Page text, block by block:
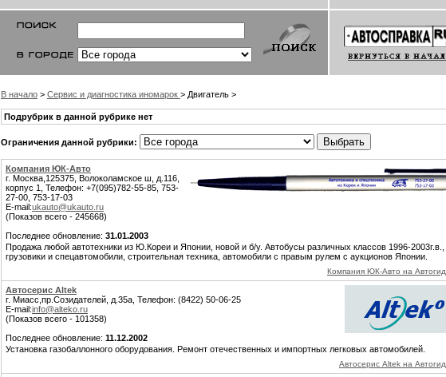
В начало > Сервис и диагностика иномарок > Двигатель >
Подрубрик в данной рубрике нет
Ограничения данной рубрики:
Компания ЮК-Авто
г. Москва,125375, Волоколамское ш, д.116,
корпус 1, Телефон: +7(095)782-55-85, 753-
27-00, 753-17-03
E-mail:ukauto@ukauto.ru
(Показов всего - 245668)
Последнее обновление: 31.01.2003
Продажа любой автотехники из Ю.Кореи и Японии, новой и б/у. Автобусы различных классов 1996-2003г.в.,
грузовики и спецавтомобили, строительная техника, автомобили с правым рулем с аукционов Японии.
Компания ЮК-Авто на Автогид
Автосерис Altek
г. Миасс,пр.Созидателей, д.35а, Телефон: (8422) 50-06-25
E-mail:info@alteko.ru
(Показов всего - 101358)
Последнее обновление: 11.12.2002
Установка газобаллонного оборудования. Ремонт отечественных и импортных легковых автомобилей.
Автосерис Altek на Автогид